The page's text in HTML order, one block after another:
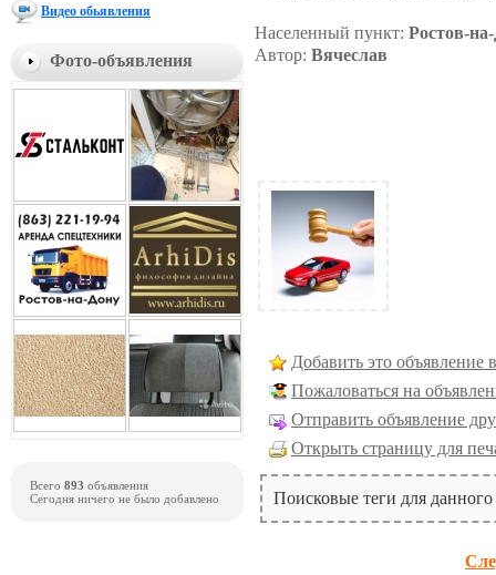
Населенный пункт: Ростов-
Автор: Вячеслав
Добавить это объявление
Пожаловаться на
Отправить объявление
Открыть страницу для
Поисковые теги для
Видео обьявления
Фото-объявления
Всего 893 объявления
Сегодня ничего не было добавлено